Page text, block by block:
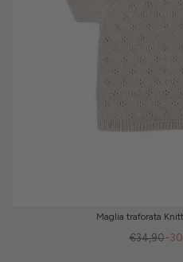
Maglia traforata
-
€34,90